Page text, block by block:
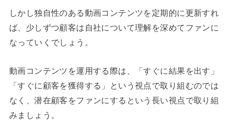
しかし独自性のある動画コンテンツを定期的に更新すれ
ば、少しずつ顧客は自社について理解を深めてファンに
なっていくでしょう。
動画コンテンツを運用する際は、「すぐに結果を出す」
「すぐに顧客を獲得する」という視点で取り組むのでは
なく、潜在顧客をファンにするという長い視点で取り組
みましょう。